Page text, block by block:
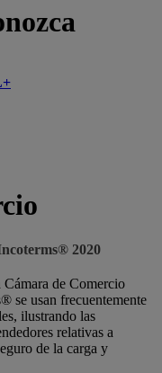
2020
Cámara de Comercio
se usan frecuentemente
ilustrando las
relativas a
de la carga y